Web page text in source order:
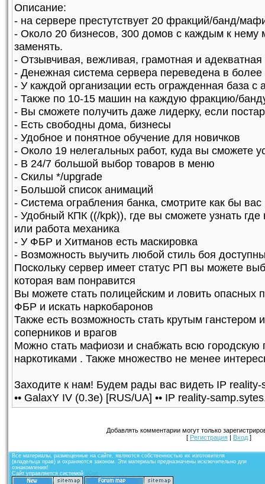
Описание:
- на сервере престутствует 20 фракций/банд/
- Около 20 бизнесов, 300 домов с каждым к
заменять.
- Отзывчивая, вежливая, грамотная и
- Денежная система сервера переведена в
- У каждой организации есть огражденная база с
- Также по 10-15 машин на каждую фракцию/
- Вы сможете получить даже лидерку, если
- Есть свободны дома, бизнесы
- Удобное и понятное обучение для новичков
- Около 19 нелегальных работ, куда вы сможете
- В 24/7 большой выбор товаров в меню
- Скилы */upgrade
- Большой список анимаций
- Система ограбления банка, смотрите как бы
- Удобный КПК ((/kpk)), где вы сможете узнать
или работа механика
- У ФБР и Хитманов есть маскировка
- Возможность выучить любой стиль боя
Поскольку сервер имеет статус РП вы можете
которая вам понравится
Вы можете стать полицейским и ловить опасных
ФБР и искать наркобаронов
Также есть возможность стать крутым ганстером
соперников и врагов
Можно стать мафиози и снабжать всю городскую
наркотиками . Также множество не менее
Заходите к нам! Будем рады вас видеть IP
•• GalaxY IV (0.3e) [RUS/UA] •• IP reality-
Добавлять комментарии могут только
[ Регистрация | Вход ]
Все материалы, размещенные на сайте, являются собственностью их изготовителя
(владельца прав) и охраняются законом. Эти материалы предназначены исключительно для
ознакомления!
Сайт управляется системой